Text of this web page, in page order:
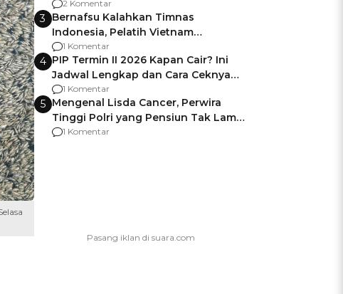
Pemalang
2 Komentar
3 Bernafsu Kalahkan Timnas
Indonesia, Pelatih Vietnam
Berencana Pakai Jimat di Pakansari
1 Komentar
4 PIP Termin II 2026 Kapan Cair? Ini
Jadwal Lengkap dan Cara Ceknya
agar Dana Tidak Hangus!
1 Komentar
5 Mengenal Lisda Cancer, Perwira
Tinggi Polri yang Pensiun Tak Lama
Usai Jadi Brigjen
1 Komentar